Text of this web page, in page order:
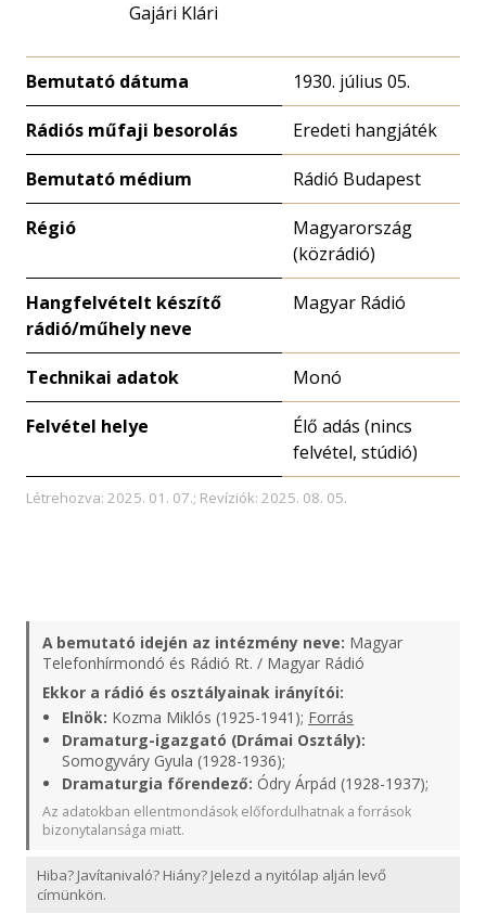
Gajári Klári
Bemutató dátuma 1930. július 05.
Rádiós műfaji besorolás Eredeti hangjáték
Bemutató médium Rádió Budapest
Régió
Magyarország
(közrádió)
Hangfelvételt készítő
rádió/műhely neve
Magyar Rádió
Technikai adatok Monó
Felvétel helye
Élő adás (nincs
felvétel, stúdió)
Létrehozva: 2025. 01. 07.; Revíziók: 2025. 08. 05.
A bemutató idején az intézmény neve: Magyar
Telefonhírmondó és Rádió Rt. / Magyar Rádió
Ekkor a rádió és osztályainak irányítói:
Elnök: Kozma Miklós (1925-1941); Forrás
Dramaturg-igazgató (Drámai Osztály):
Somogyváry Gyula (1928-1936);
Dramaturgia főrendező: Ódry Árpád (1928-1937);
Az adatokban ellentmondások előfordulhatnak a források
bizonytalansága miatt.
Hiba? Javítanivaló? Hiány? Jelezd a nyitólap alján levő
címünkön.